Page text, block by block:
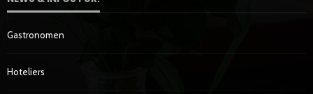
Gastronomen
Hoteliers